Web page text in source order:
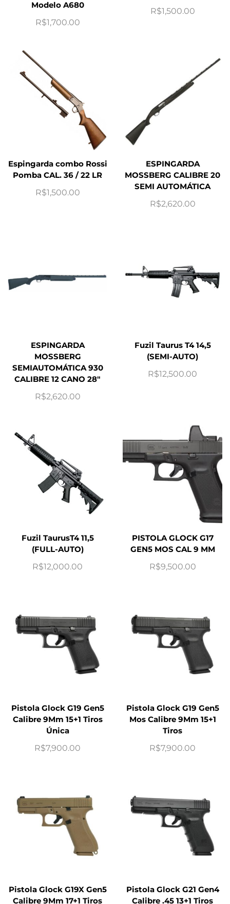
Modelo A680
R$1,700.00
R$1,500.00
Espingarda combo Rossi
Pomba CAL. 36 / 22 LR
R$1,500.00
ESPINGARDA
MOSSBERG CALIBRE 20
SEMI AUTOMÁTICA
R$2,620.00
ESPINGARDA
MOSSBERG
SEMIAUTOMÁTICA 930
CALIBRE 12 CANO 28″
R$2,620.00
Fuzil Taurus T4 14,5
(SEMI-AUTO)
R$12,500.00
Fuzil TaurusT4 11,5
(FULL-AUTO)
R$12,000.00
PISTOLA GLOCK G17
GEN5 MOS CAL 9 MM
R$9,500.00
Pistola Glock G19 Gen5
Calibre 9Mm 15+1 Tiros
Única
R$7,900.00
Pistola Glock G19 Gen5
Mos Calibre 9Mm 15+1
Tiros
R$7,900.00
Pistola Glock G19X Gen5
Calibre 9Mm 17+1 Tiros
Pistola Glock G21 Gen4
Calibre .45 13+1 Tiros